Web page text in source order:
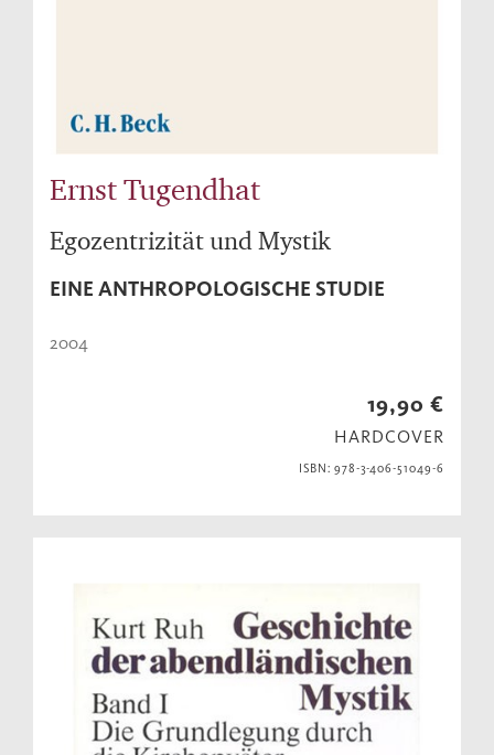
Ernst Tugendhat
Egozentrizität und Mystik
EINE ANTHROPOLOGISCHE STUDIE
2004
19,90 €
HARDCOVER
ISBN: 978-3-406-51049-6